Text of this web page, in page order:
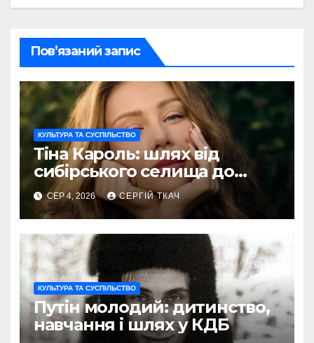
Пов’язаний запис
КУЛЬТУРА ТА СУСПІЛЬСТВО
Тіна Кароль: шлях від
сибірського селища до
голосу України
СЕР 4, 2026 СЕРГІЙ ТКАЧ
КУЛЬТУРА ТА СУСПІЛЬСТВО
Путін молодий: дитинство,
навчання і шлях у КДБ